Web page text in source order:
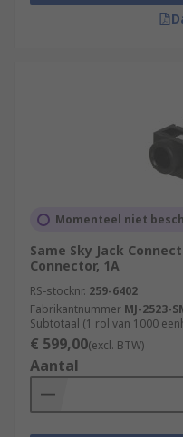
Momenteel niet
Same Sky Jack
Connector, 1A
RS-stocknr. 259-6402
Fabrikantnummer MJ-2523-
Subtotaal (1 rol van 1000
€ 599,00(excl. BTW)
Aantal